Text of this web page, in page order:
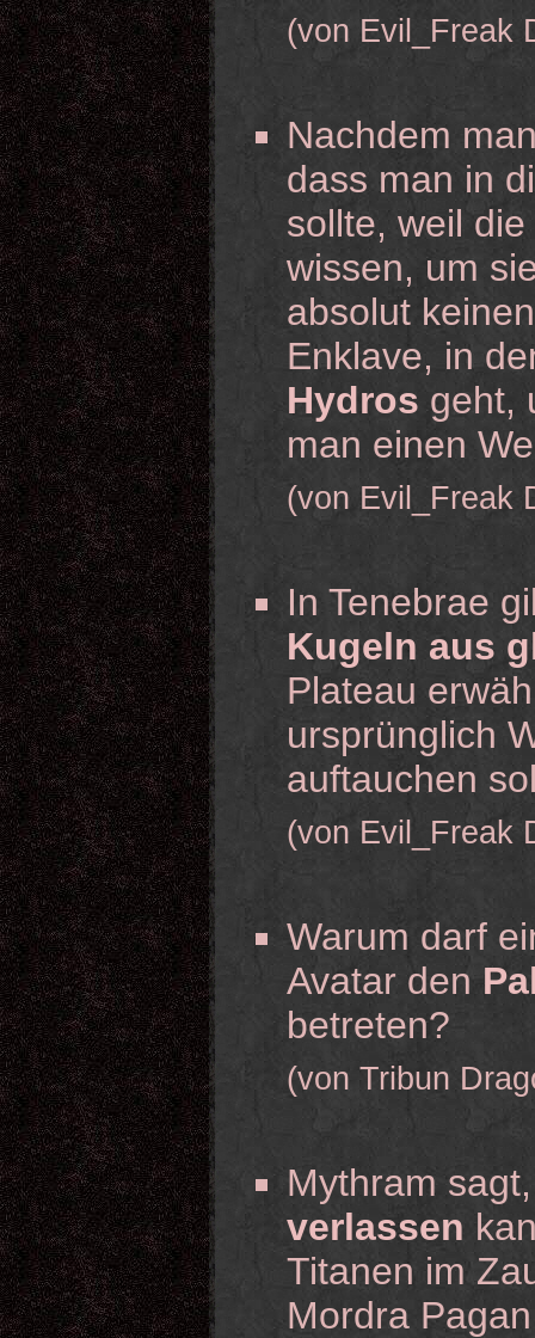
(von Evil_Freak
Nachdem
dass man in
sollte, weil
wissen, um
absolut
Enklave, in
Hydrosgeht,
man einen
(von Evil_Freak
In Tenebrae
Kugeln aus
Plateau
ursprünglich
auftauchen
(von Evil_Freak
Warum darf
Avatar den
betreten?
(von Tribun
Mythram
verlassen
Titanen im
Mordra